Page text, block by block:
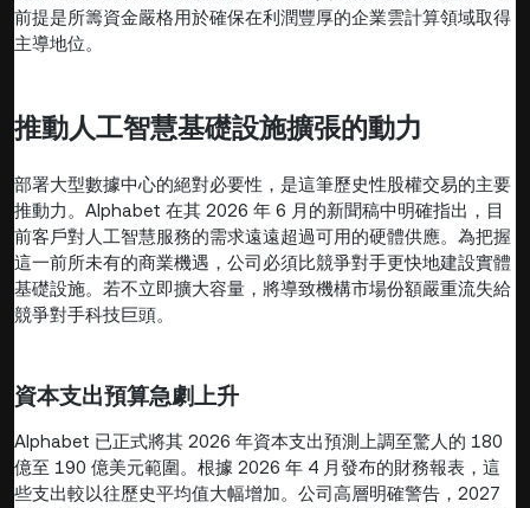
前提是所籌資金嚴格用於確保在利潤豐厚的企業雲計算領域取得
主導地位。
推動人工智慧基礎設施擴張的動力
部署大型數據中心的絕對必要性，是這筆歷史性股權交易的主要
推動力。Alphabet 在其 2026 年 6 月的新聞稿中明確指出，目
前客戶對人工智慧服務的需求遠遠超過可用的硬體供應。為把握
這一前所未有的商業機遇，公司必須比競爭對手更快地建設實體
基礎設施。若不立即擴大容量，將導致機構市場份額嚴重流失給
競爭對手科技巨頭。
資本支出預算急劇上升
Alphabet 已正式將其 2026 年資本支出預測上調至驚人的 180
億至 190 億美元範圍。根據 2026 年 4 月發布的財務報表，這
些支出較以往歷史平均值大幅增加。公司高層明確警告，2027